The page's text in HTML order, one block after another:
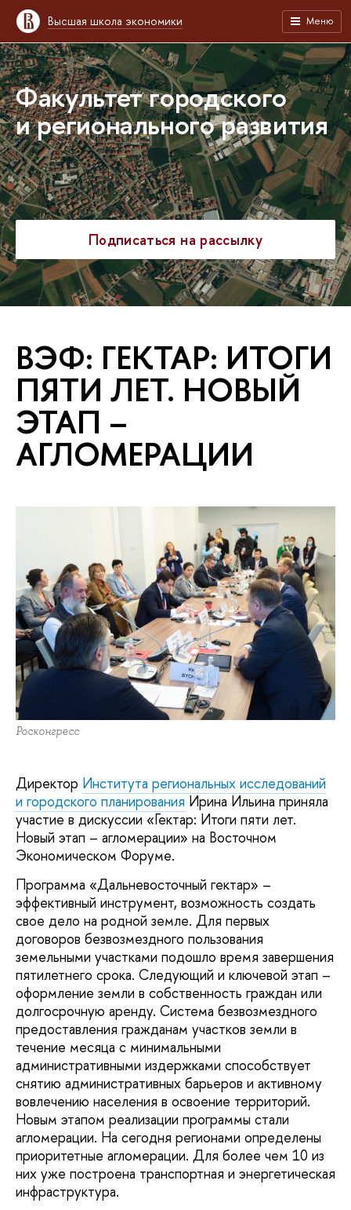
Высшая школа экономики Меню
Факультет городского
и регионального развития
Подписаться на рассылку
ВЭФ: ГЕКТАР: ИТОГИ
ПЯТИ ЛЕТ. НОВЫЙ
ЭТАП –
АГЛОМЕРАЦИИ
Росконгресс
Директор Института региональных исследований
и городского планирования Ирина Ильина приняла
участие в дискуссии «Гектар: Итоги пяти лет.
Новый этап – агломерации» на Восточном
Экономическом Форуме.
Программа «Дальневосточный гектар» –
эффективный инструмент, возможность создать
свое дело на родной земле. Для первых
договоров безвозмездного пользования
земельными участками подошло время завершения
пятилетнего срока. Следующий и ключевой этап –
оформление земли в собственность граждан или
долгосрочную аренду. Система безвозмездного
предоставления гражданам участков земли в
течение месяца с минимальными
административными издержками способствует
снятию административных барьеров и активному
вовлечению населения в освоение территорий.
Новым этапом реализации программы стали
агломерации. На сегодня регионами определены
приоритетные агломерации. Для более чем 10 из
них уже построена транспортная и энергетическая
инфраструктура.